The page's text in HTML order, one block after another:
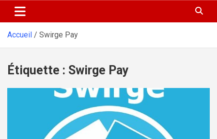
Accueil Swirge Pay
Étiquette : Swirge Pay